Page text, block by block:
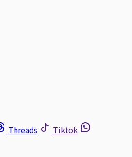
Threads Tiktok